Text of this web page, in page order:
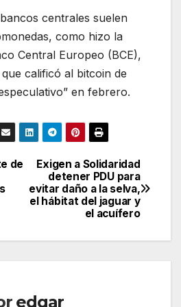
centrales suelen
como hizo la
Central Europeo (BCE),
calificó al bitcoin de
en febrero.
Exigen a Solidaridad
detener PDU para
evitar daño a la selva,
el hábitat del jaguar y
el acuífero
de
edgar